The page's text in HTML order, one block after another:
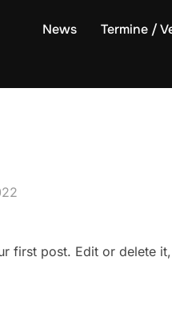
News Termine /
first post. Edit or delete